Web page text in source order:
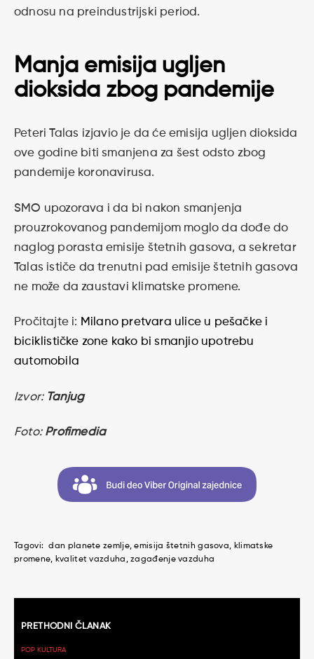
odnosu na preindustrijski period.
Manja emisija ugljen
dioksida zbog pandemije
Peteri Talas izjavio je da će emisija ugljen dioksida
ove godine biti smanjena za šest odsto zbog
pandemije koronavirusa.
SMO upozorava i da bi nakon smanjenja
prouzrokovanog pandemijom moglo da dođe do
naglog porasta emisije štetnih gasova, a sekretar
Talas ističe da trenutni pad emisije štetnih gasova
ne može da zaustavi klimatske promene.
Pročitajte i: Milano pretvara ulice u pešačke i
biciklističke zone kako bi smanjio upotrebu
automobila
Izvor: Tanjug
Foto: Profimedia
Tagovi: dan planete zemlje emisija štetnih gasova
klimatske
promene
kvalitet vazduha zagađenje vazduha
članaka
PRETHODNI ČLANAK
POP KULTURA